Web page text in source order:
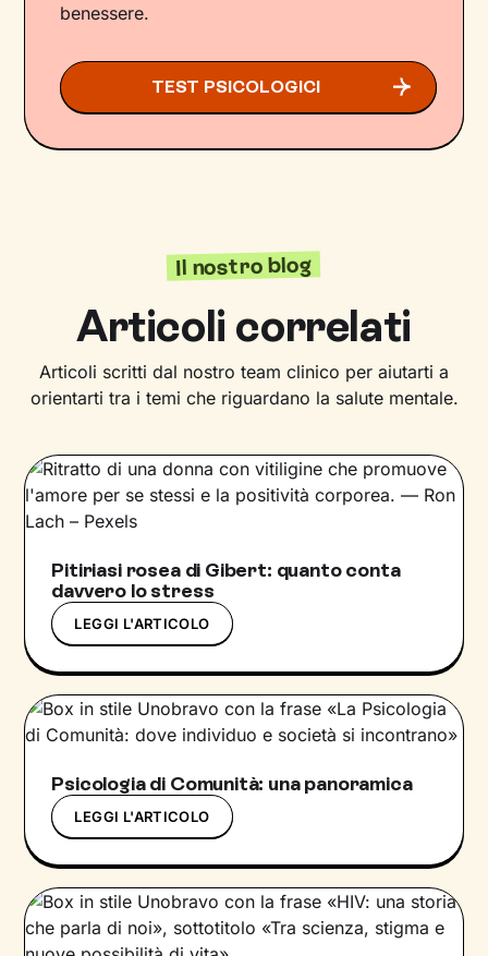
benessere.
TEST PSICOLOGICI
Il nostro blog
Articoli correlati
Articoli scritti dal nostro team clinico per aiutarti a
orientarti tra i temi che riguardano la salute mentale.
Pitiriasi rosea di Gibert: quanto conta
davvero lo stress
LEGGI L'ARTICOLO
Psicologia di Comunità: una panoramica
LEGGI L'ARTICOLO